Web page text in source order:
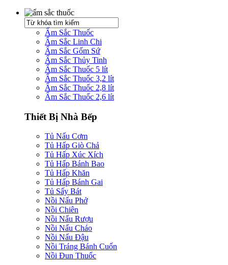
Ấm Sắc Thuốc
Ấm Sắc Linh Chi
Ấm Sắc Gốm Sứ
Ấm Sắc Thủy Tinh
Ấm Sắc Thuốc 5 lít
Ấm Sắc Thuốc 3,2 lít
Ấm Sắc Thuốc 2,8 lít
Ấm Sắc Thuốc 2,6 lít
Thiết Bị Nhà Bếp
Tủ Nấu Cơm
Tủ Hấp Giò Chả
Tủ Hấp Xúc Xích
Tủ Hấp Bánh Bao
Tủ Hấp Khăn
Tủ Hấp Bánh Gai
Tủ Sấy Bát
Nồi Nấu Phở
Nồi Chiên
Nồi Nấu Rượu
Nồi Nấu Cháo
Nồi Nấu Đậu
Nồi Tráng Bánh Cuốn
Nồi Đun Thuốc